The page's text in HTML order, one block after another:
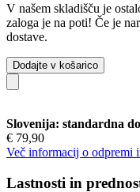
V našem skladišču je
zaloga je na poti! Če je
dostave.
Dodajte v košarico
Slovenija: standardna
€ 79,90
Več informacij o odpremi
Lastnosti in